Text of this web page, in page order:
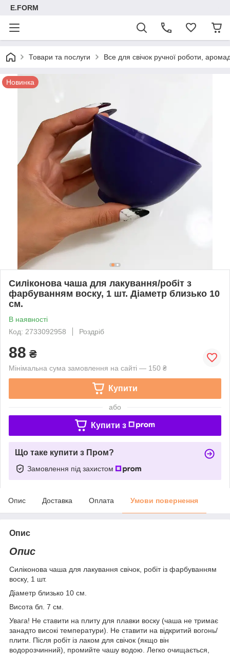
E.FORM
Товари та послуги Все для свічок ручної роботи,
Новинка
Силіконова чаша для лакування/робіт з
фарбуванням воску, 1 шт. Діаметр близько 10
см.
В наявності
Код: 2733092958
Роздріб
88 ₴
Мінімальна сума замовлення на сайті — 150 ₴
Купити
або
Купити з
Що таке купити з Пром?
Замовлення під захистом
Опис Доставка Оплата Умови повернення
Опис
Опис
Силіконова чаша для лакування свічок, робіт із фарбуванням
воску, 1 шт.
Діаметр близько 10 см.
Висота бл. 7 см.
Увага! Не ставити на плиту для плавки воску (чаша не тримає
занадто високі температури). Не ставити на відкритий вогонь/
плити. Після робіт із лаком для свічок (якщо він
водорозчинний), промийте чашу водою. Легко очищається,